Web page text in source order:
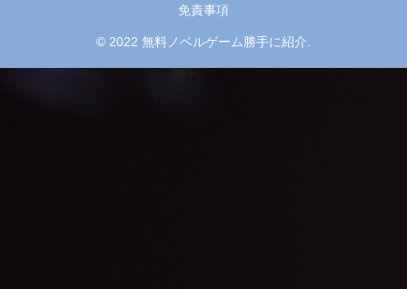
免責事項
© 2022 無料ノベルゲーム勝手に紹介.